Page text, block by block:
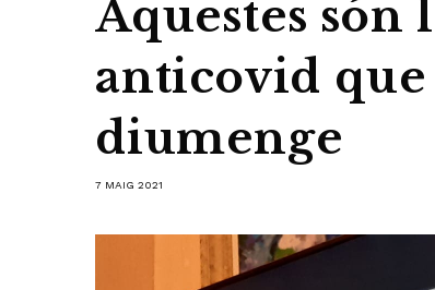
Aquestes són
anticovid
diumenge
7 MAIG 2021